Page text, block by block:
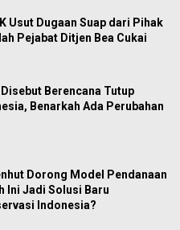
Usut Dugaan Suap dari Pihak
Pejabat Ditjen Bea Cukai
Berencana Tutup
Benarkah Ada Perubahan
Dorong Model Pendanaan
Ini Jadi Solusi Baru
Indonesia?